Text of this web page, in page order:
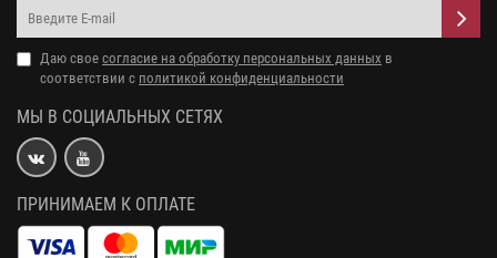
Даю свое согласие на обработку персональных данных в
соответствии с политикой конфиденциальности
МЫ В СОЦИАЛЬНЫХ СЕТЯХ
ПРИНИМАЕМ К ОПЛАТЕ